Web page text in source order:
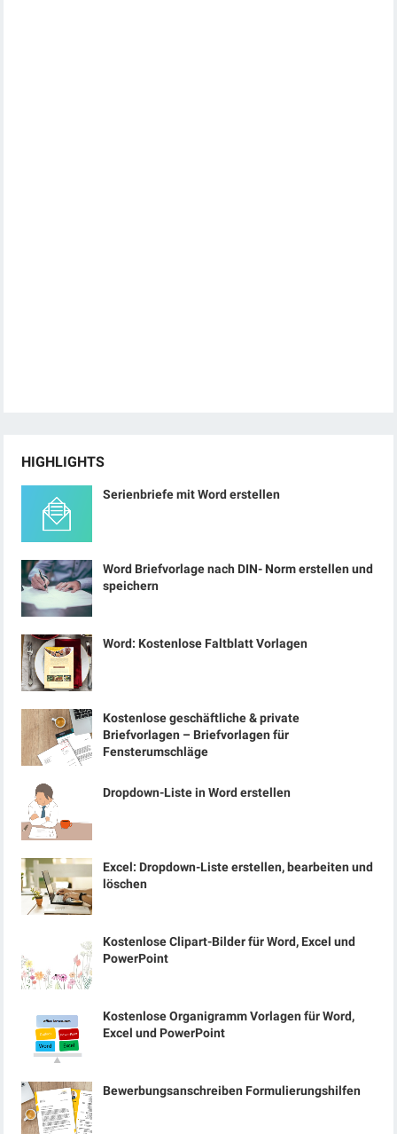
HIGHLIGHTS
Serienbriefe mit Word erstellen
Word Briefvorlage nach DIN- Norm erstellen und
speichern
Word: Kostenlose Faltblatt Vorlagen
Kostenlose geschäftliche & private
Briefvorlagen – Briefvorlagen für
Fensterumschläge
Dropdown-Liste in Word erstellen
Excel: Dropdown-Liste erstellen, bearbeiten und
löschen
Kostenlose Clipart-Bilder für Word, Excel und
PowerPoint
Kostenlose Organigramm Vorlagen für Word,
Excel und PowerPoint
Bewerbungsanschreiben Formulierungshilfen